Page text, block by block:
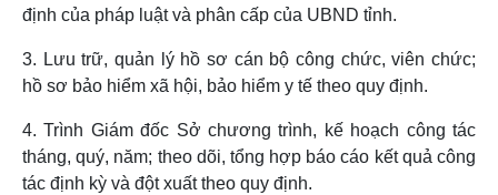
định của pháp luật và phân cấp của UBND tỉnh.
3. Lưu trữ, quản lý hồ sơ cán bộ công chức, viên chức;
hồ sơ bảo hiểm xã hội, bảo hiểm y tế theo quy định.
4. Trình Giám đốc Sở chương trình, kế hoạch công tác
tháng, quý, năm; theo dõi, tổng hợp báo cáo kết quả công
tác định kỳ và đột xuất theo quy định.